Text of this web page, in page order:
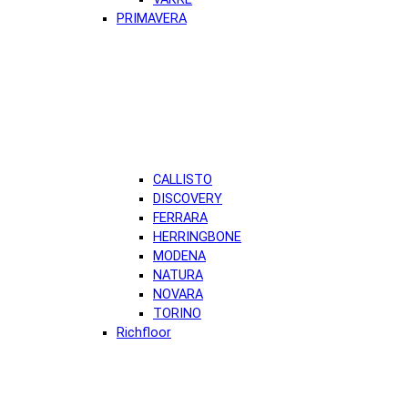
PRIMAVERA
CALLISTO
DISCOVERY
FERRARA
HERRINGBONE
MODENA
NATURA
NOVARA
TORINO
Richfloor